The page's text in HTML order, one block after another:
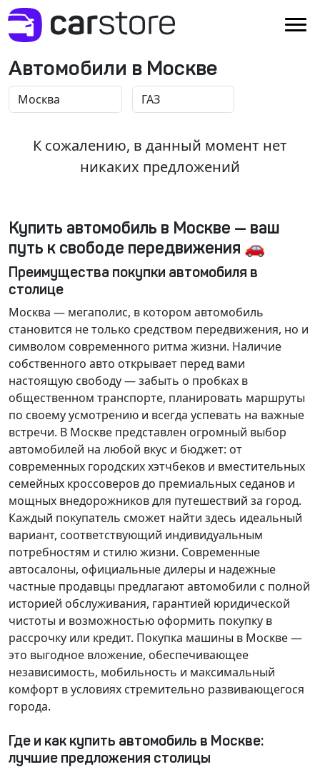
Автомобили в Москве
К сожалению, в данный момент нет
никаких предложений
Купить автомобиль в Москве — ваш
путь к свободе передвижения 🚗
Преимущества покупки автомобиля в
столице
Москва — мегаполис, в котором автомобиль
становится не только средством передвижения, но и
символом современного ритма жизни. Наличие
собственного авто открывает перед вами
настоящую свободу — забыть о пробках в
общественном транспорте, планировать маршруты
по своему усмотрению и всегда успевать на важные
встречи. В Москве представлен огромный выбор
автомобилей на любой вкус и бюджет: от
современных городских хэтчбеков и вместительных
семейных кроссоверов до премиальных седанов и
мощных внедорожников для путешествий за город.
Каждый покупатель сможет найти здесь идеальный
вариант, соответствующий индивидуальным
потребностям и стилю жизни. Современные
автосалоны, официальные дилеры и надежные
частные продавцы предлагают автомобили с полной
историей обслуживания, гарантией юридической
чистоты и возможностью оформить покупку в
рассрочку или кредит. Покупка машины в Москве —
это выгодное вложение, обеспечивающее
независимость, мобильность и максимальный
комфорт в условиях стремительно развивающегося
города.
Где и как купить автомобиль в Москве:
лучшие предложения столицы